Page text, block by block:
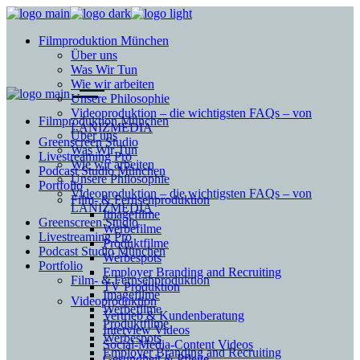
Filmproduktion München
Über uns
Was Wir Tun
Wie wir arbeiten
Unsere Philosophie
Videoproduktion – die wichtigsten FAQs – von
LANIZMEDIA
Greenscreen Studio
Livestreaming Pro
Podcast Studio München
Portfolio
Film- & Fernsehproduktion
Imagefilme
Werbefilme
Produktfilme
Werbespots
Employer Branding and Recruiting
TV Produktion
Videoproduktion
Vertrieb & Kundenberatung
Interview Videos
Social-Media-Content Videos
Filmproduktion München
Über uns
Was Wir Tun
Wie wir arbeiten
Unsere Philosophie
Videoproduktion – die wichtigsten FAQs – von
LANIZMEDIA
Greenscreen Studio
Livestreaming Pro
Podcast Studio München
Portfolio
Film- & Fernsehproduktion
Imagefilme
Werbefilme
Produktfilme
Werbespots
Employer Branding and Recruiting